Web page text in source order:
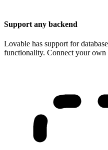
Support any backend
Lovable has support for
functionality. Connect your own